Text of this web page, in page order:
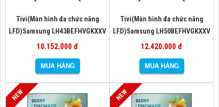
Tivi(Màn hình đa chức năng
LFD)Samsung LH43BEFHVGKXXV
10.152.000 đ
Tivi(Màn hình đa chức năng
LFD)Samsung LH50BEFHVGKXXV
12.420.000 đ